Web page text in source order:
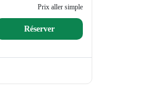
Prix aller simple
Réserver